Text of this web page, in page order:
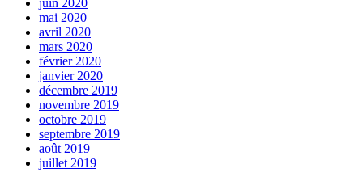
mai 2020
avril 2020
mars 2020
février 2020
janvier 2020
décembre 2019
novembre 2019
octobre 2019
septembre 2019
août 2019
juillet 2019